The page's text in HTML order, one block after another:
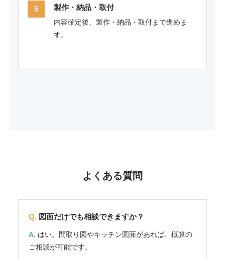
製作・納品・取付
内容確定後、製作・納品・取付まで進めま
す。
よくある質問
図面だけでも相談できますか？
はい。間取り図やキッチン図面があれば、概算の
ご相談が可能です。